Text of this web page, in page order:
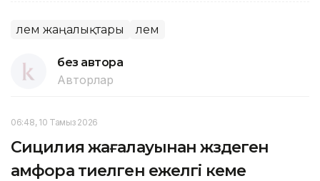
Әлем жаңалықтары Әлем
без автора
Авторлар
06:48, 10 Тамыз 2026
Сицилия жағалауынан жүздеген
амфора тиелген ежелгі кеме